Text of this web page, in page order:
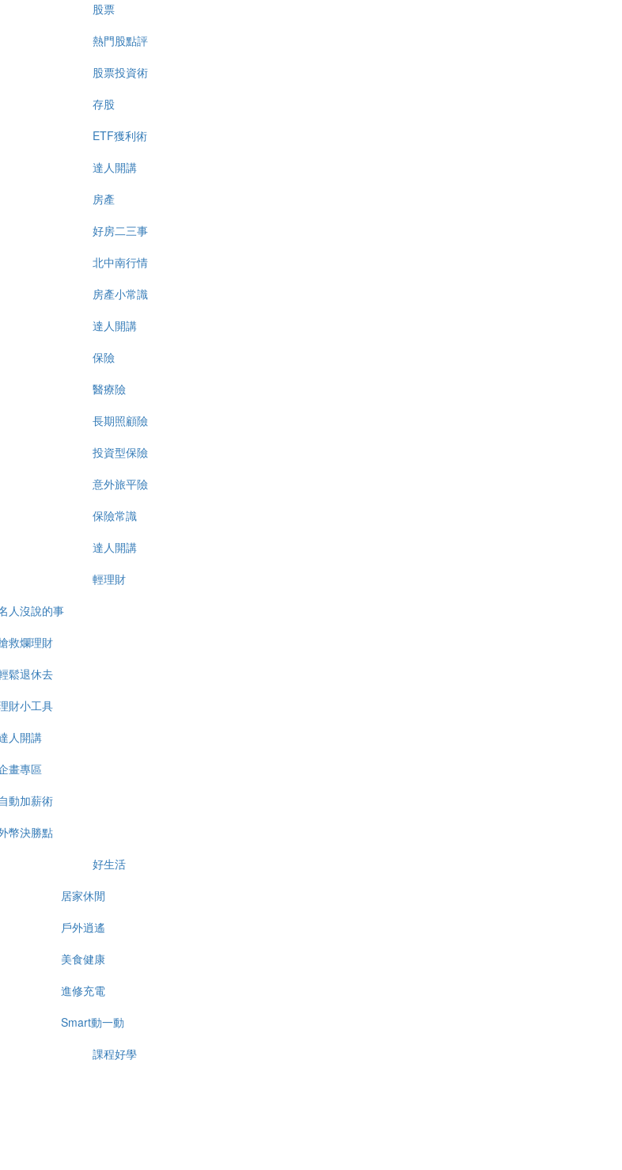
股票
熱門股點評
股票投資術
存股
ETF獲利術
達人開講
房產
好房二三事
北中南行情
房產小常識
達人開講
保險
醫療險
長期照顧險
投資型保險
意外旅平險
保險常識
達人開講
輕理財
人沒說的事
救爛理財
鬆退休去
財小工具
人開講
畫專區
動加薪術
幣決勝點
好生活
居家休閒
戶外逍遙
美食健康
進修充電
Smart動一動
課程好學